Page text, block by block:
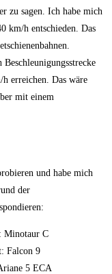
zu sagen. Ich habe mich
km/h entschieden. Das
erreichen. Das wäre
mit einem
und habe mich
der
Minotaur C
Falcon 9
5 ECA